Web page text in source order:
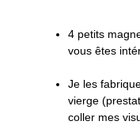
4 petits
vous êtes
Je les
vierge
coller mes